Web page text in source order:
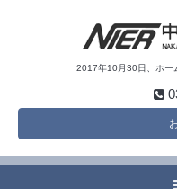
2017年10月30日、ホー